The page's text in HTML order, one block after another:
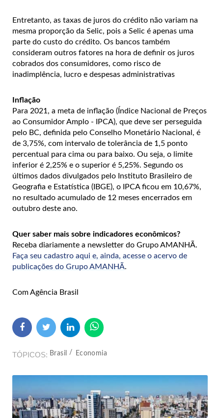
Entretanto, as taxas de juros do crédito não variam na
mesma proporção da Selic, pois a Selic é apenas uma
parte do custo do crédito. Os bancos também
consideram outros fatores na hora de definir os juros
cobrados dos consumidores, como risco de
inadimplência, lucro e despesas administrativas
Inflação
Para 2021, a meta de inflação (Índice Nacional de Preços
ao Consumidor Amplo - IPCA), que deve ser perseguida
pelo BC, definida pelo Conselho Monetário Nacional, é
de 3,75%, com intervalo de tolerância de 1,5 ponto
percentual para cima ou para baixo. Ou seja, o limite
inferior é 2,25% e o superior é 5,25%. Segundo os
últimos dados divulgados pelo Instituto Brasileiro de
Geografia e Estatística (IBGE), o IPCA ficou em 10,67%,
no resultado acumulado de 12 meses encerrados em
outubro deste ano.
Quer saber mais sobre indicadores econômicos?
Receba diariamente a newsletter do Grupo AMANHÃ.
Faça seu cadastro aqui e, ainda, acesse o acervo de
publicações do Grupo AMANHÃ.
Com Agência Brasil
TÓPICOS Brasil Economia